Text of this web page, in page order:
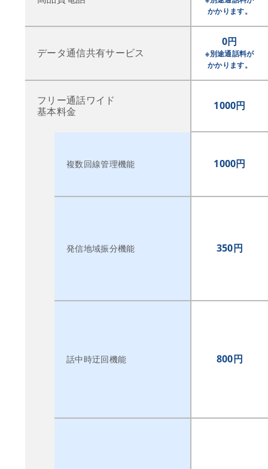
かかります。
データ通信共有サービス
0円
※別途通話料が
かかります。
フリー通話ワイド
基本料金
1000円
複数回線管理機能 1000円
発信地域振分機能 350円
話中時迂回機能 800円